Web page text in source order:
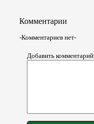
Комментарии
-Комментариев нет-
Добавить комментарий